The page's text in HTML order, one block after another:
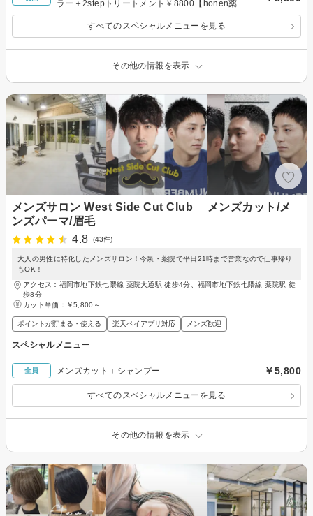
ラー＋2stepトリートメント￥8800【honen薬院
大通】薬院天神博多
すべてのスペシャルメニューを見る
その他の情報を表示
メンズサロン West Side Cut Club メンズカット/メ
ンズパーマ/眉毛
4.8
(43件)
大人の男性に特化したメンズサロン！今泉・薬院で平日21時まで営業なので仕事帰り
もOK！
アクセス：福岡市地下鉄七隈線 薬院大通駅 徒歩4分、福岡市地下鉄七隈線 薬院駅 徒
歩8分
カット単価： ￥5,800～
ポイントが貯まる・使える 楽天ペイアプリ対応 メンズ歓迎
スペシャルメニュー
全員 メンズカット＋シャンプー ￥5,800
すべてのスペシャルメニューを見る
その他の情報を表示